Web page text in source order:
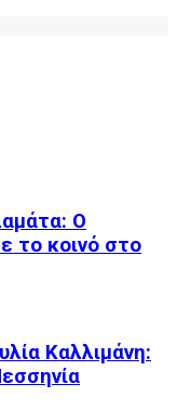
Ο
το κοινό στο
Καλλιμάνη: